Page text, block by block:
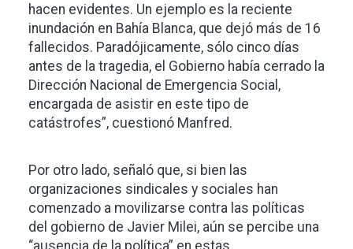
hacen evidentes. Un ejemplo es la reciente
inundación en Bahía Blanca, que dejó más de 16
fallecidos. Paradójicamente, sólo cinco días
antes de la tragedia, el Gobierno había cerrado la
Dirección Nacional de Emergencia Social,
encargada de asistir en este tipo de
catástrofes”, cuestionó Manfred.
Por otro lado, señaló que, si bien las
organizaciones sindicales y sociales han
comenzado a movilizarse contra las políticas
del gobierno de Javier Milei, aún se percibe una